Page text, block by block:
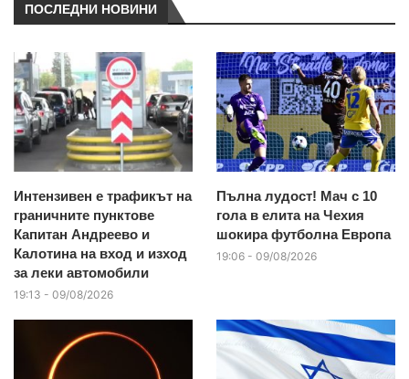
ПОСЛЕДНИ НОВИНИ
Интензивен е трафикът на
граничните пунктове
Капитан Андреево и
Калотина на вход и изход
за леки автомобили
19:13 - 09/08/2026
Пълна лудост! Мач с 10
гола в елита на Чехия
шокира футболна Европа
19:06 - 09/08/2026